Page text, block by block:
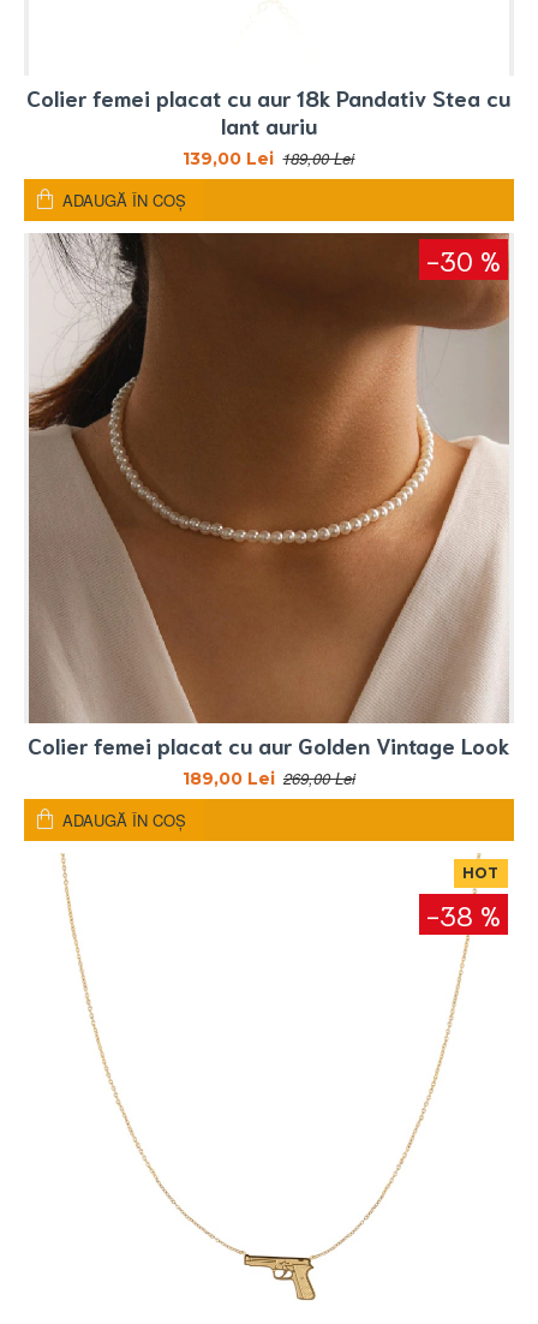
Colier femei placat cu aur 18k Pandativ Stea cu
lant auriu
139,00 Lei 189,00 Lei
ADAUGĂ ÎN COŞ
-30 %
Colier femei placat cu aur Golden Vintage Look
189,00 Lei 269,00 Lei
ADAUGĂ ÎN COŞ
HOT
-38 %